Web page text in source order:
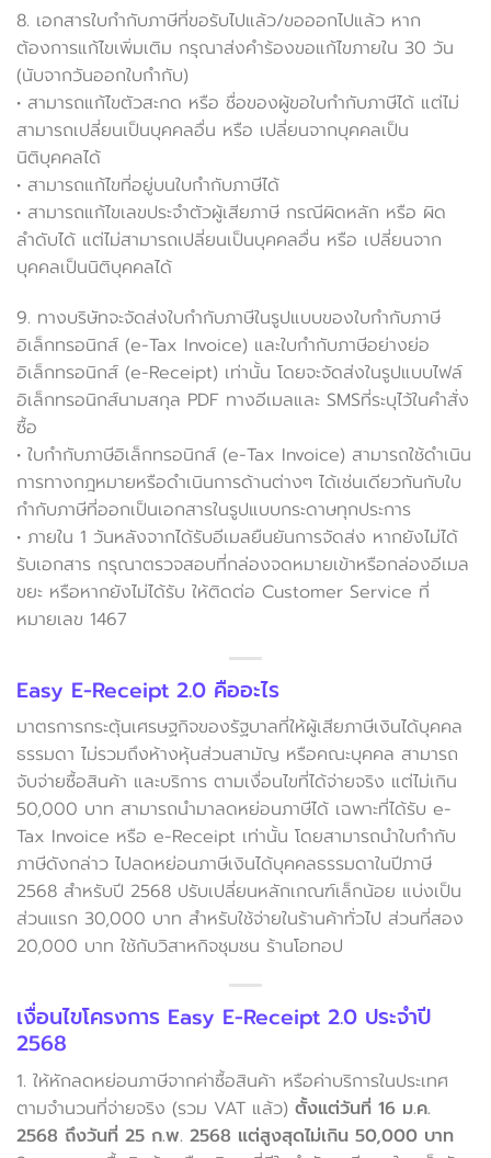
8. เอกสารใบกำกับภาษีที่ขอรับไปแล้ว/ขอออกไปแล้ว หาก
ต้องการแก้ไขเพิ่มเติม กรุณาส่งคำร้องขอแก้ไขภายใน 30 วัน
(นับจากวันออกใบกำกับ)
• สามารถแก้ไขตัวสะกด หรือ ชื่อของผู้ขอใบกำกับภาษีได้ แต่ไม่
สามารถเปลี่ยนเป็นบุคคลอื่น หรือ เปลี่ยนจากบุคคลเป็น
นิติบุคคลได้
• สามารถแก้ไขที่อยู่บนใบกำกับภาษีได้
• สามารถแก้ไขเลขประจำตัวผู้เสียภาษี กรณีผิดหลัก หรือ ผิด
ลำดับได้ แต่ไม่สามารถเปลี่ยนเป็นบุคคลอื่น หรือ เปลี่ยนจาก
บุคคลเป็นนิติบุคคลได้
9. ทางบริษัทจะจัดส่งใบกำกับภาษีในรูปแบบของใบกำกับภาษี
อิเล็กทรอนิกส์ (e-Tax Invoice) และใบกำกับภาษีอย่างย่อ
อิเล็กทรอนิกส์ (e-Receipt) เท่านั้น โดยจะจัดส่งในรูปแบบไฟล์
อิเล็กทรอนิกส์นามสกุล PDF ทางอีเมลและ SMSที่ระบุไว้ในคำสั่ง
ซื้อ
• ใบกำกับภาษีอิเล็กทรอนิกส์ (e-Tax Invoice) สามารถใช้ดำเนิน
การทางกฎหมายหรือดำเนินการด้านต่างๆ ได้เช่นเดียวกันกับใบ
กำกับภาษีที่ออกเป็นเอกสารในรูปแบบกระดาษทุกประการ
• ภายใน 1 วันหลังจากได้รับอีเมลยืนยันการจัดส่ง หากยังไม่ได้
รับเอกสาร กรุณาตรวจสอบที่กล่องจดหมายเข้าหรือกล่องอีเมล
ขยะ หรือหากยังไม่ได้รับ ให้ติดต่อ Customer Service ที่
หมายเลข 1467
Easy E-Receipt 2.0 คืออะไร
มาตรการกระตุ้นเศรษฐกิจของรัฐบาลที่ให้ผู้เสียภาษีเงินได้บุคคล
ธรรมดา ไม่รวมถึงห้างหุ้นส่วนสามัญ หรือคณะบุคคล สามารถ
จับจ่ายซื้อสินค้า และบริการ ตามเงื่อนไขที่ได้จ่ายจริง แต่ไม่เกิน
50,000 บาท สามารถนำมาลดหย่อนภาษีได้ เฉพาะที่ได้รับ e-
Tax Invoice หรือ e-Receipt เท่านั้น โดยสามารถนำใบกำกับ
ภาษีดังกล่าว ไปลดหย่อนภาษีเงินได้บุคคลธรรมดาในปีภาษี
2568 สำหรับปี 2568 ปรับเปลี่ยนหลักเกณฑ์เล็กน้อย แบ่งเป็น
ส่วนแรก 30,000 บาท สำหรับใช้จ่ายในร้านค้าทั่วไป ส่วนที่สอง
20,000 บาท ใช้กับวิสาหกิจชุมชน ร้านโอทอป
เงื่อนไขโครงการ Easy E-Receipt 2.0 ประจำปี
2568
1. ให้หักลดหย่อนภาษีจากค่าซื้อสินค้า หรือค่าบริการในประเทศ
ตามจำนวนที่จ่ายจริง (รวม VAT แล้ว) ตั้งแต่วันที่ 16 ม.ค.
2568 ถึงวันที่ 25 ก.พ. 2568 แต่สูงสุดไม่เกิน 50,000 บาท